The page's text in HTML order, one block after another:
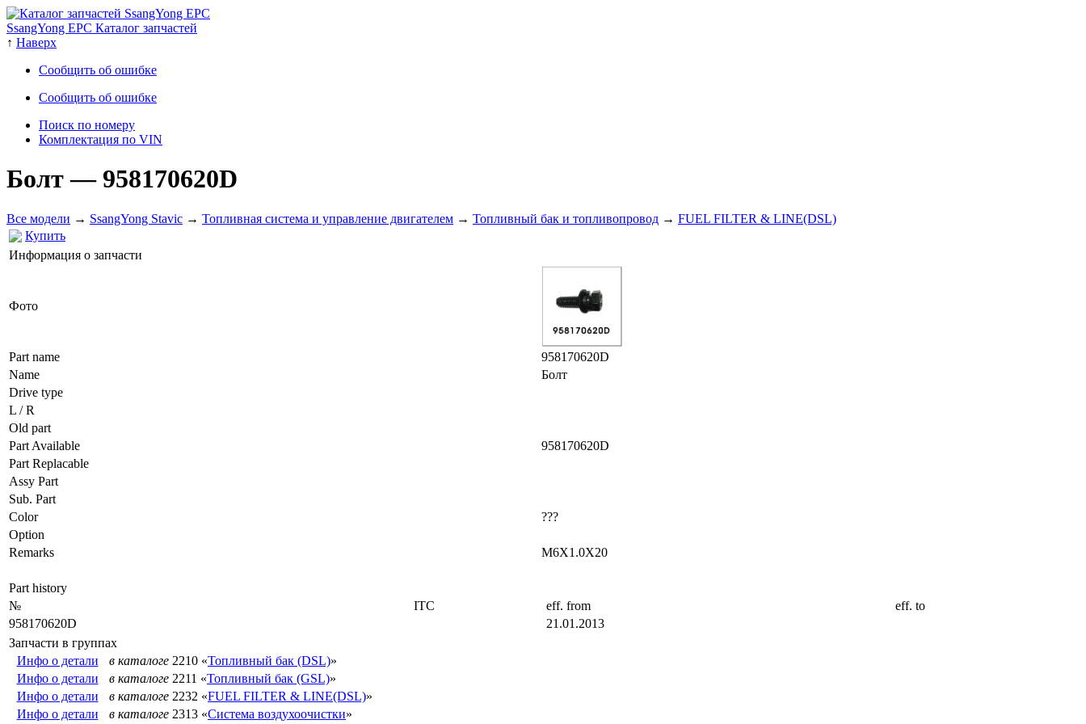
SsangYong EPC Каталог запчастей
↑ Наверх
Сообщить об ошибке
Сообщить об ошибке
Поиск по номеру
Комплектация по VIN
Болт— 958170620D
Все модели → SsangYong Stavic → Топливная система и управление двигателем → Топливный бак и топливопровод → FUEL FILTER & LINE(DSL)
Купить
Информация о запчасти
Фото
Part name
958170620D
Name
Болт
Drive type
L / R
Old part
Part Available
958170620D
Part Replacable
Assy Part
Sub. Part
Color
???
Option
Remarks
M6X1.0X20
Part history
№
ITC eff. from
eff. to
958170620D
21.01.2013
Запчасти в группах
Инфо о детали
в каталоге 2210 «Топливный бак (DSL)»
Инфо о детали
в каталоге 2211 «Топливный бак (GSL)»
Инфо о детали
в каталоге 2232 «FUEL FILTER & LINE(DSL)»
Инфо о детали
в каталоге 2313 «Система воздухоочистки»